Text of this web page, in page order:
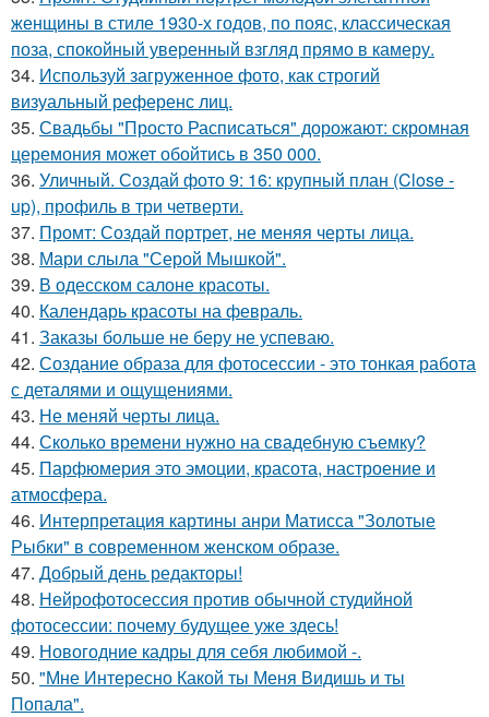
женщины в стиле 1930-х годов, по пояс, классическая
поза, спокойный уверенный взгляд прямо в камеру.
34. Используй загруженное фото, как строгий
визуальный референс лиц.
35. Свадьбы "Просто Расписаться" дорожают: скромная
церемония может обойтись в 350 000.
36. Уличный. Создай фото 9: 16: крупный план (Close -
up), профиль в три четверти.
37. Промт: Создай портрет, не меняя черты лица.
38. Мари слыла "Серой Мышкой".
39. В одесском салоне красоты.
40. Календарь красоты на февраль.
41. Заказы больше не беру не успеваю.
42. Создание образа для фотосессии - это тонкая работа
с деталями и ощущениями.
43. Не меняй черты лица.
44. Сколько времени нужно на свадебную съемку?
45. Парфюмерия это эмоции, красота, настроение и
атмосфера.
46. Интерпретация картины анри Матисса "Золотые
Рыбки" в современном женском образе.
47. Добрый день редакторы!
48. Нейрофотосессия против обычной студийной
фотосессии: почему будущее уже здесь!
49. Новогодние кадры для себя любимой -.
50. "Мне Интересно Какой ты Меня Видишь и ты
Попала".